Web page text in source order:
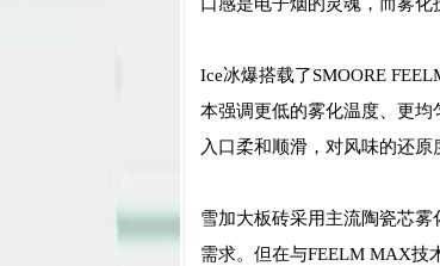
口感是电子烟的灵魂，而雾化
Ice冰爆搭载了SMOORE
本强调更低的雾化温度、更均
入口柔和顺滑，对风味的还原
雪加大板砖采用主流陶瓷芯
需求。但在与FEELM MAX技